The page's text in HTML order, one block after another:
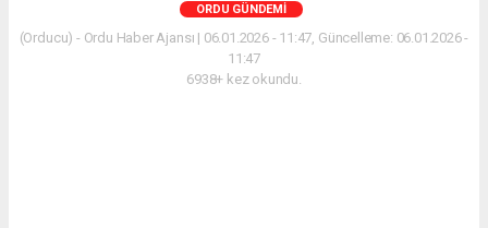
ORDU GÜNDEMI
(Orducu) - Ordu Haber Ajansı | 06.01.2026 - 11:47, Güncelleme: 06.01.2026 -
11:47
6938+ kez okundu.